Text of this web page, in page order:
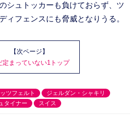
シュトッカーも負けておらず、ツ
ィフェンスにも脅威となりうる。
【次ページ】
定まっていない1トップ
ツフェルト
ジェルダン・シャキリ
タイナー
スイス